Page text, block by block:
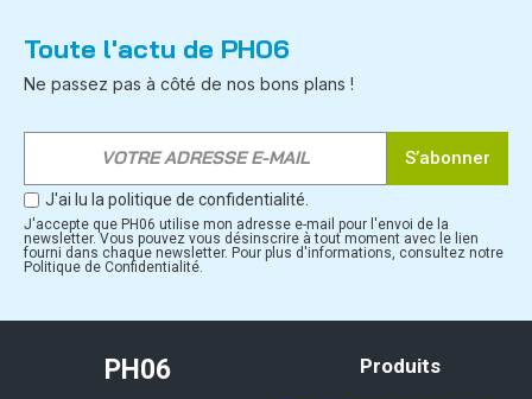
Toute l'actu de PH06
Ne passez pas à côté de nos bons plans !
S’abonner
J'ai lu la politique de confidentialité.
J'accepte que PH06 utilise mon adresse e-mail pour l'envoi de la
newsletter. Vous pouvez vous désinscrire à tout moment avec le lien
fourni dans chaque newsletter. Pour plus d'informations, consultez notre
Politique de Confidentialité.
PH06
Produits